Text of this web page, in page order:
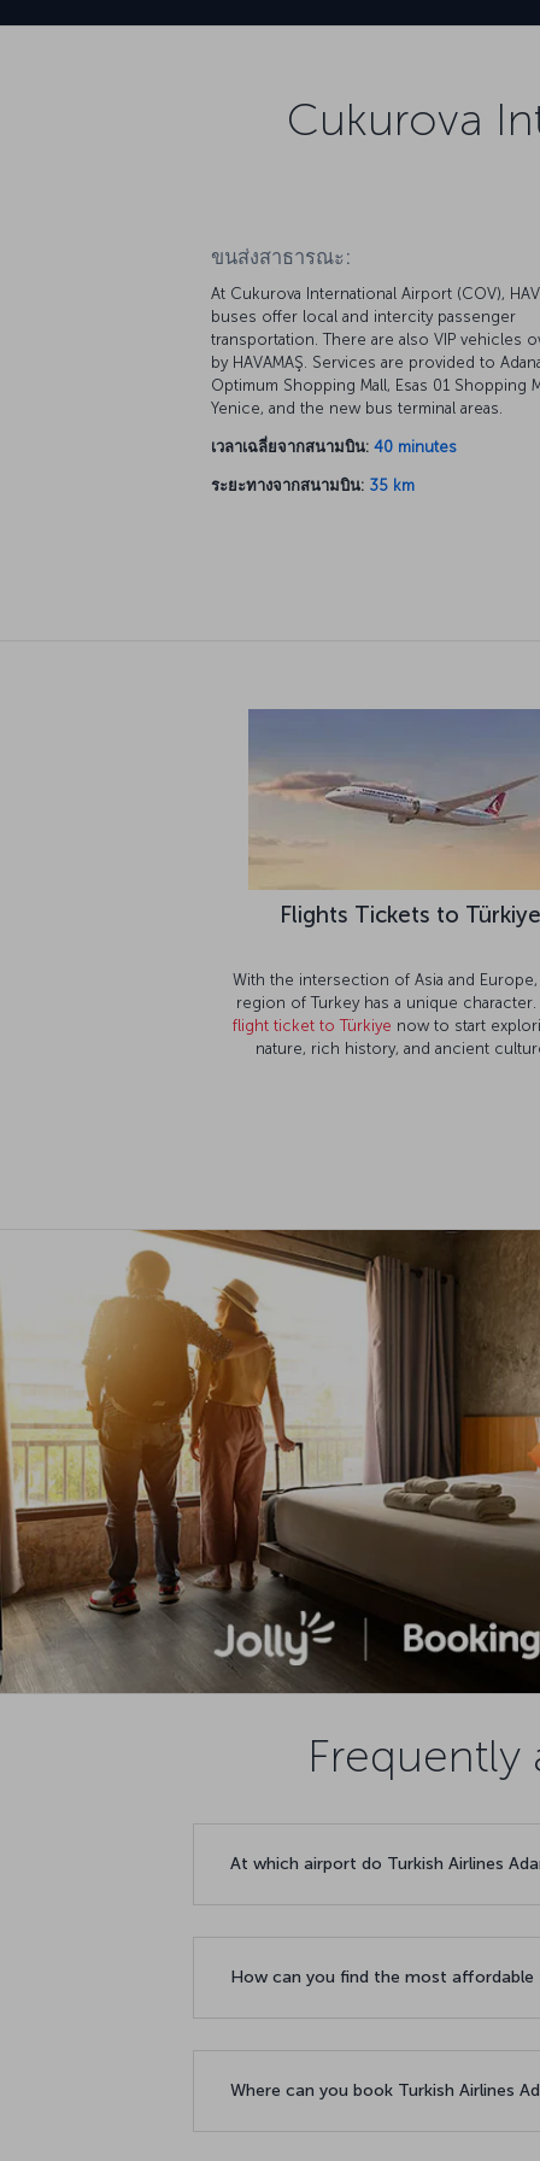
Cukurova
ขนส่งสาธารณะ:
At Cukurova International Airport (COV),
buses offer local and intercity passenger
transportation. There are also VIP vehicles
by HAVAMAŞ. Services are provided to
Optimum Shopping Mall, Esas 01 Shopping
Yenice, and the new bus terminal areas.
เวลาเฉลี่ยจากสนามบิน: 40 minutes
ระยะทางจากสนามบิน: 35 km
Flights Tickets to Türkiye
With the intersection of Asia and
region of Turkey has a unique character.
flight ticket to Türkiye now to start
nature, rich history, and ancient
Frequently
At which airport do Turkish Airlines
How can you find the most
Where can you book Turkish Airlines